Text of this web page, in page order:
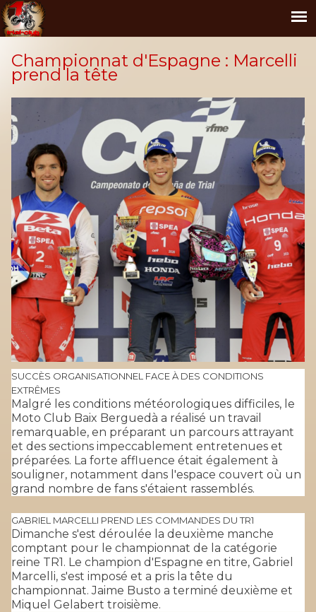
Championnat d'Espagne : Marcelli
prend la tête
SUCCÈS ORGANISATIONNEL FACE À DES CONDITIONS
EXTRÊMES
Malgré les conditions météorologiques difficiles, le
Moto Club Baix Berguedà a réalisé un travail
remarquable, en préparant un parcours attrayant
et des sections impeccablement entretenues et
préparées. La forte affluence était également à
souligner, notamment dans l'espace couvert où un
grand nombre de fans s'étaient rassemblés.
GABRIEL MARCELLI PREND LES COMMANDES DU TR1
Dimanche s'est déroulée la deuxième manche
comptant pour le championnat de la catégorie
reine TR1. Le champion d'Espagne en titre, Gabriel
Marcelli, s'est imposé et a pris la tête du
championnat. Jaime Busto a terminé deuxième et
Miquel Gelabert troisième.